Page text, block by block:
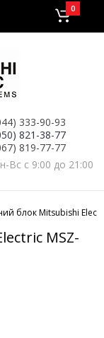
333-90-93
821-38-77
819-77-77
Вс с 9:00 до 21:00
0
блок Mitsubishi
MSZ-